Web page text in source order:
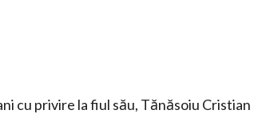
cu privire la fiul său, Tănăsoiu Cristian